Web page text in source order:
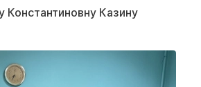
Константиновну Казину